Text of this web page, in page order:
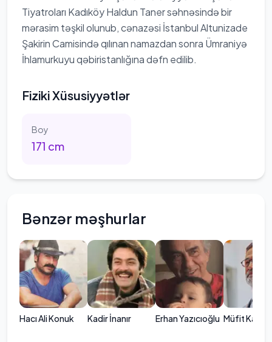
Tiyatroları Kadıköy Haldun Taner səhnəsində bir
mərasim təşkil olunub, cənazəsi İstanbul Altunizade
Şakirin Camisində qılınan namazdan sonra Ümraniyə
İhlamurkuyu qəbiristanlığına dəfn edilib.
Fiziki Xüsusiyyətlər
Boy
171 cm
Bənzər məşhurlar
Hacı Ali Konuk Kadir İnanır Erhan Yazıcıoğlu Müfit